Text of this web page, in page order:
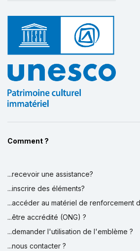
Comment ?
...recevoir une assistance?
...inscrire des éléments?
...accéder au matériel de renforcement
...être accrédité (ONG) ?
...demander l'utilisation de l'emblème ?
...nous contacter ?